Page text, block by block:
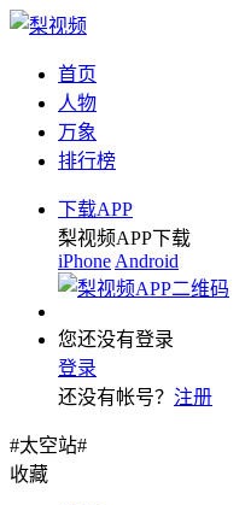
首页
人物
万象
排行榜
下载APP
梨视频APP下载
iPhone Android
您还没有登录
登录
还没有帐号？ 注册
#太空站#
收藏